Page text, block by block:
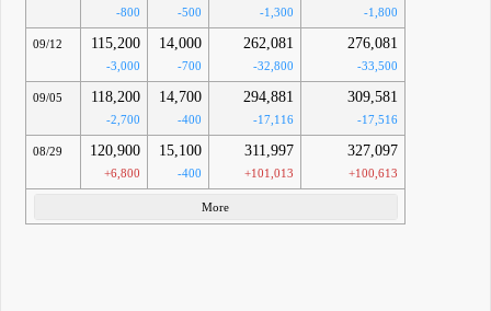
-800 -500 -1,300 -1,800
09/12 115,200
-3,000
14,000
-700
262,081
-32,800
276,081
-33,500
09/05 118,200
-2,700
14,700
-400
294,881
-17,116
309,581
-17,516
08/29 120,900
+6,800
15,100
-400
311,997
+101,013
327,097
+100,613
More